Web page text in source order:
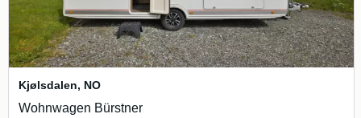
Kjølsdalen, NO
Wohnwagen Bürstner